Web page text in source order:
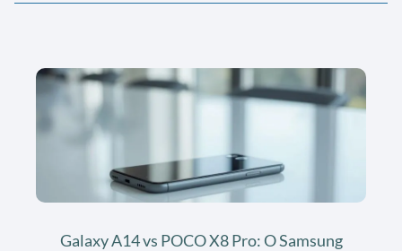
Galaxy A14 vs POCO X8 Pro: O Samsung